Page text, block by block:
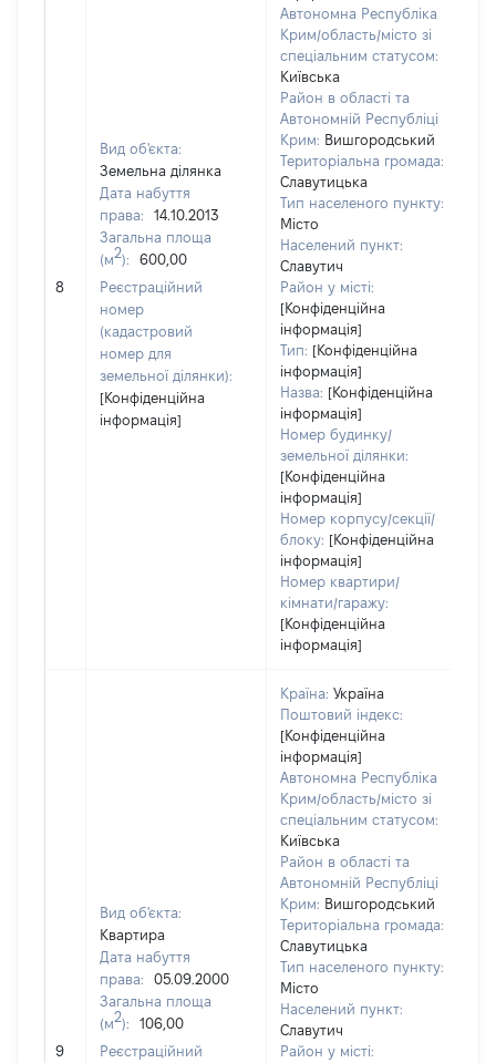
8
Вид об'єкта:
Земельна ділянка
Дата набуття
права:
14.10.2013
Загальна площа
(м2):
600,00
Реєстраційний
номер
(кадастровий
номер для
земельної ділянки):
[Конфіденційна
інформація]
Автономна Республіка
Крим/область/місто зі
спеціальним статусом:
Київська
Район в області та
Автономній Республіці
Крим: Вишгородський
Територіальна громада:
Славутицька
Тип населеного пункту:
Місто
Населений пункт:
Славутич
Район у місті:
[Конфіденційна
інформація]
Тип: [Конфіденційна
інформація]
Назва: [Конфіденційна
інформація]
Номер будинку/
земельної ділянки:
[Конфіденційна
інформація]
Номер корпусу/секції/
блоку: [Конфіденційна
інформація]
Номер квартири/
кімнати/гаражу:
[Конфіденційна
інформація]
9
Вид об'єкта:
Квартира
Дата набуття
права:
05.09.2000
Загальна площа
(м2):
106,00
Реєстраційний
Країна: Україна
Поштовий індекс:
[Конфіденційна
інформація]
Автономна Республіка
Крим/область/місто зі
спеціальним статусом:
Київська
Район в області та
Автономній Республіці
Крим: Вишгородський
Територіальна громада:
Славутицька
Тип населеного пункту:
Місто
Населений пункт:
Славутич
Район у місті: